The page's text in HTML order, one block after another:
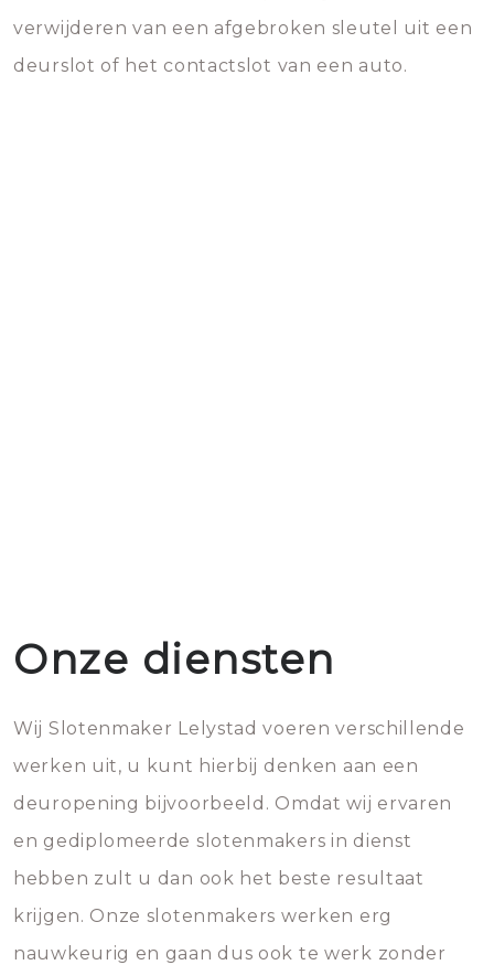
verwijderen van een afgebroken sleutel uit een
deurslot of het contactslot van een auto.
Onze diensten
Wij Slotenmaker Lelystad voeren verschillende
werken uit, u kunt hierbij denken aan een
deuropening bijvoorbeeld. Omdat wij ervaren
en gediplomeerde slotenmakers in dienst
hebben zult u dan ook het beste resultaat
krijgen. Onze slotenmakers werken erg
nauwkeurig en gaan dus ook te werk zonder